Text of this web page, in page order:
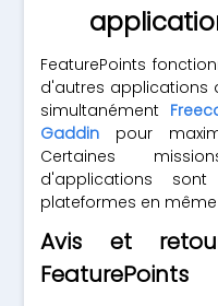
FeaturePoints
d'autres applications
simultanément
Gaddin pour
Certaines
d'applications
plateformes en
Avis et
FeaturePoints